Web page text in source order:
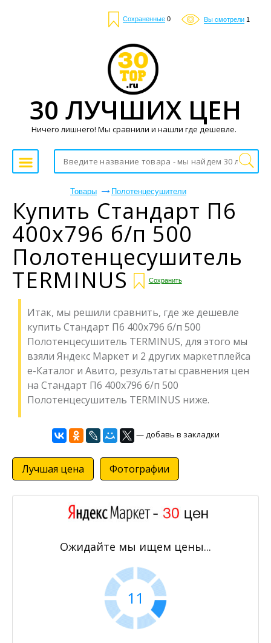
Сохраненные 0 Вы смотрели 1
Товары Полотенцесушители
Купить Стандарт П6
400х796 б/п 500
Полотенцесушитель
TERMINUS Сохранить
Итак, мы решили сравнить, где же дешевле
купить Стандарт П6 400х796 б/п 500
Полотенцесушитель TERMINUS, для этого мы
взяли Яндекс Маркет и 2 других маркетплейса
е-Каталог и Авито, результаты сравнения цен
на Стандарт П6 400х796 б/п 500
Полотенцесушитель TERMINUS ниже.
— добавь в закладки
Лучшая цена Фотографии
Ожидайте мы ищем цены...
11
30 ЛУЧШИХ ЦЕН
Ничего лишнего! Мы сравнили и нашли где дешевле.